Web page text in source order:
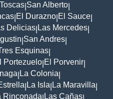
San Alberto
El Durazno El Sauce
Delicias Las Mercedes
San Andres
Esquinas
Portezuelo El Porvenir
La Colonia
La Isla La Maravilla
Rinconada Las Cañas